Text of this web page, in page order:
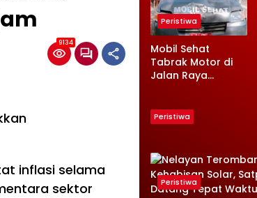
9134
inflasi selama
sektor
Peristiwa
Mobil Sehat
Tabrak Motor di
Jalan Raya
Kronologinya
Peristiwa
Peristiwa